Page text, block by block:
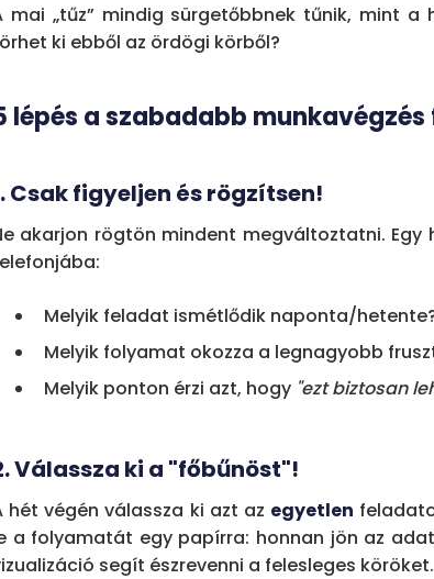
A fordulópont:Amikor a folyamatok
kapacitás. Minden elavult
mai „tűz” mindig sürgetőbbnek tűnik, mint a
ki ebből az ördögi körből?
lépés a szabadabb munkavégzés
Csak figyeljen és rögzítsen!
akarjon rögtön mindent megváltoztatni.
Melyik feladat ismétlődik naponta/
Melyik folyamat okozza a legnagyobb
Melyik ponton érzi azt, hogy "ezt biztosan
Válassza ki a "főbűnöst"!
hét végén válassza ki azt az egyetlen
a folyamatát egy papírra: honnan jön az
segít észrevenni a felesleges köröket.